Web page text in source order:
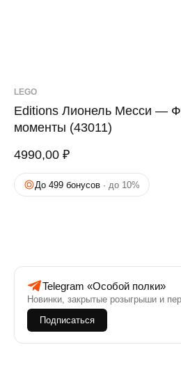
Editions Лионель Месси — Футбольные
моменты (43011)
LEGO
4990,00 ₽
До 499 бонусов · до 10%
Telegram «Особой полки»
Новинки, закрытые розыгрыши и
Подписаться